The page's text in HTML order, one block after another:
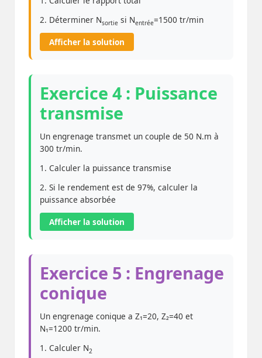
2. Déterminer Nsortie si Nentrée=1500 tr/min
Afficher la solution
Exercice 4 : Puissance
transmise
Un engrenage transmet un couple de 50 N.m à
300 tr/min.
1. Calculer la puissance transmise
2. Si le rendement est de 97%, calculer la
puissance absorbée
Afficher la solution
Exercice 5 : Engrenage
conique
Un engrenage conique a Z₁=20, Z₂=40 et
N₁=1200 tr/min.
1. Calculer N2